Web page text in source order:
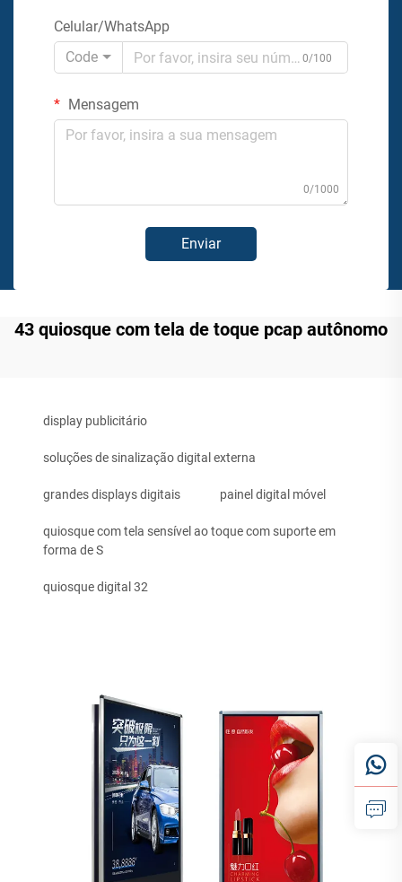
Celular/WhatsApp
Code
0/100
Mensagem
0/1000
Enviar
43 quiosque com tela de toque pcap autônomo
display publicitário
soluções de sinalização digital externa
grandes displays digitais painel digital móvel
quiosque com tela sensível ao toque com suporte em
forma de S
quiosque digital 32